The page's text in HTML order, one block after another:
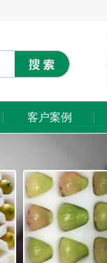
客户案例